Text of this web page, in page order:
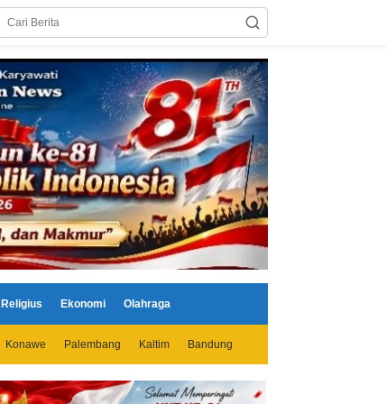
Religius Ekonomi Olahraga
Konawe Palembang Kaltim Bandung